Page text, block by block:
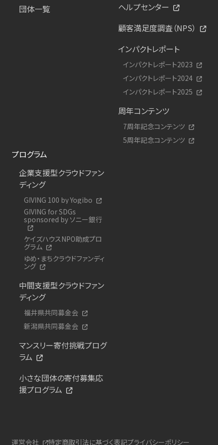
団体一覧
ヘルプセンター
顧客満足度調査（NPS）
インパクトレポート
インパクトレポート2023
インパクトレポート2024
インパクトレポート2025
周年コンテンツ
7周年記念コンテンツ
5周年記念コンテンツ
プログラム
企業支援型クラウドファン
ディング
GIVING 100 by Yogibo
GIVING for SDGs
sponsored by ソニー銀行
ケイズハウスNPO助成プロ
グラム
ゆめ・まちクラウドファンディ
ング
中間支援型クラウドファン
ディング
福井県共同募金会
新潟県共同募金会
マンスリー寄付挑戦プログ
ラム
小さな団体の寄付募集応
援プログラム
運営会社 特定商取引法に基づく表記プライバシーポリシー